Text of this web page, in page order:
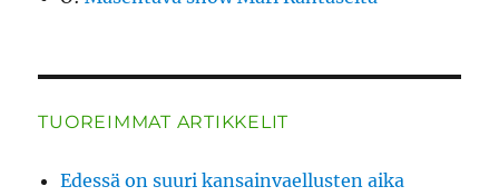
TUOREIMMAT ARTIKKELIT
Edessä on suuri kansainvaellusten aika